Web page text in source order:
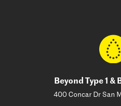
Beyond Type 1 &
400 Concar Dr San